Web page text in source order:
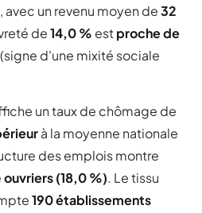
, avec un revenu moyen de32
de14,0 % estproche de
(signe d'une mixité sociale
un taux de chômage de
à la moyenne nationale
des emplois montre
ouvriers (18,0 %). Le tissu
190 établissements